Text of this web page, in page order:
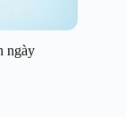
ngày